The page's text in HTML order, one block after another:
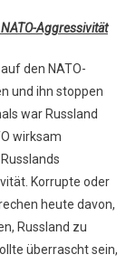
Aggressivität
den NATO-
und ihn stoppen
war Russland
wirksam
Korrupte oder
heute davon,
Russland zu
überrascht sein,